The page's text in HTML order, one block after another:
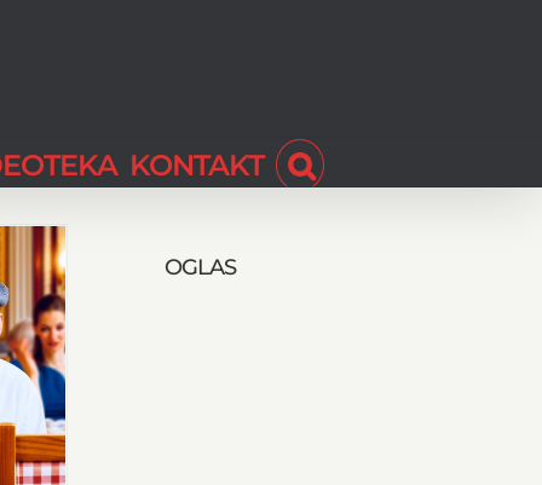
KONTAKT
OGLAS